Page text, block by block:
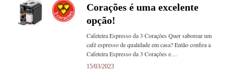
Corações é uma excelente
opção!
Cafeteira Espresso da 3 Corações Quer saborear um
café espresso de qualidade em casa? Então confira a
Cafeteira Espresso da 3 Corações e…
15/03/2023